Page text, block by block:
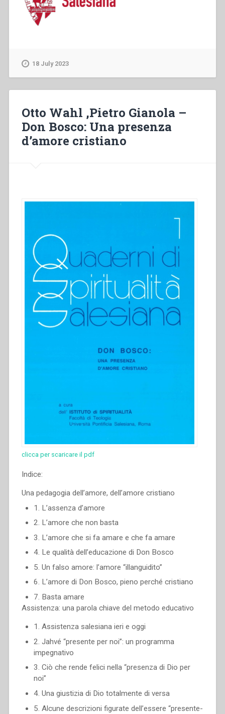
18 July 2023
Otto Wahl ,Pietro Gianola –
Don Bosco: Una presenza
d’amore cristiano
clicca per scaricare il pdf
Indice:
Una pedagogia dell’amore, dell’amore cristiano
1. L’assenza d’amore
2. L’amore che non basta
3. L’amore che si fa ama­re e che fa amare
4. Le qualità dell’educazione di Don Bosco
5. Un falso amore: l’amore “illanguidito”
6. L’amore di Don Bosco, pieno perché cri­stiano
7. Basta amare
Assistenza: una parola chiave del metodo educativo
1. Assistenza salesiana ieri e oggi
2. Jahvé “presente per noi”: un program­ma
impegnativo
3. Ciò che rende felici nella “presenza di Dio per
noi”
4. Una giustizia di Dio totalmente di versa
5. Alcune descrizioni figurate dell’essere “presente-